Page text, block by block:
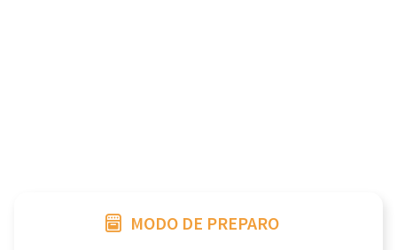
MODO DE PREPARO